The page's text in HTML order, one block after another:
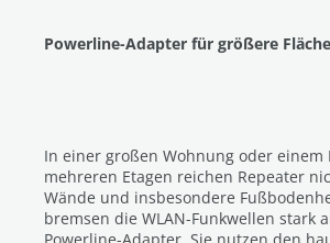
Powerline-Adapter für größere
In einer großen Wohnung oder einem
mehreren Etagen reichen Repeater
Wände und insbesondere
bremsen die WLAN-Funkwellen stark